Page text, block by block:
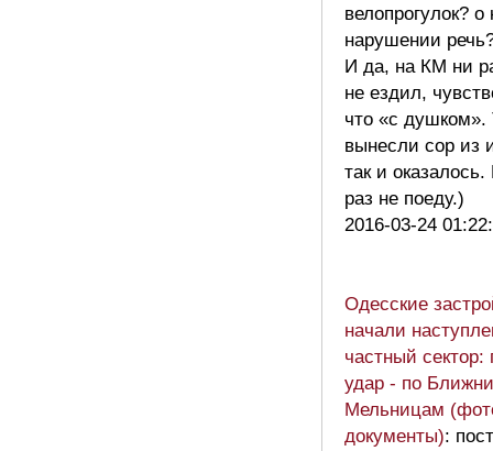
велопрогулок? о
нарушении
И да, на КМ ни
не ездил,
что «с душком».
вынесли сор из
так и оказалось.
раз не поеду.)
2016-03-24
Одесские
начали
частный сектор:
удар - по
Мельницам
документы):